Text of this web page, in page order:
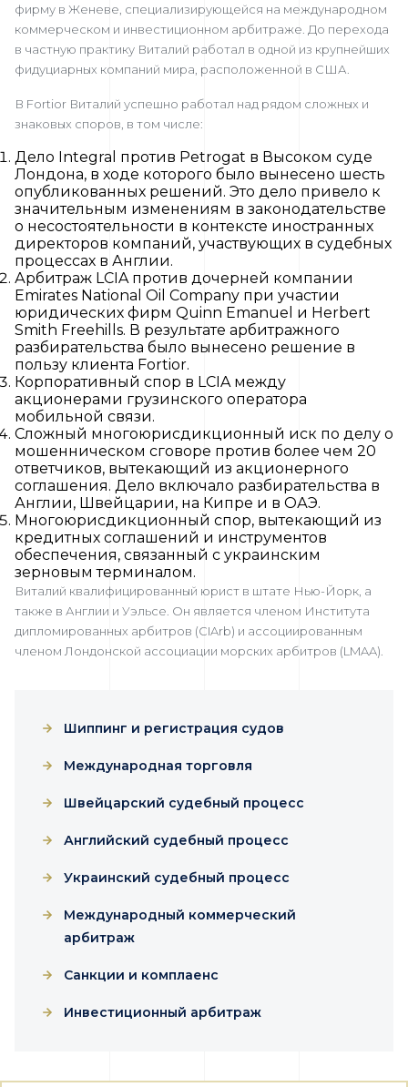
фирму в Женеве, специализирующейся на международном
коммерческом и инвестиционном арбитраже. До перехода
в частную практику Виталий работал в одной из крупнейших
фидуциарных компаний мира, расположенной в США.
В Fortior Виталий успешно работал над рядом сложных и
знаковых споров, в том числе:
Дело Integral против Petrogat в Высоком суде
Лондона, в ходе которого было вынесено шесть
опубликованных решений. Это дело привело к
значительным изменениям в законодательстве
о несостоятельности в контексте иностранных
директоров компаний, участвующих в судебных
процессах в Англии.
Арбитраж LCIA против дочерней компании
Emirates National Oil Company при участии
юридических фирм Quinn Emanuel и Herbert
Smith Freehills. В результате арбитражного
разбирательства было вынесено решение в
пользу клиента Fortior.
Корпоративный спор в LCIA между
акционерами грузинского оператора
мобильной связи.
Сложный многоюрисдикционный иск по делу о
мошенническом сговоре против более чем 20
ответчиков, вытекающий из акционерного
соглашения. Дело включало разбирательства в
Англии, Швейцарии, на Кипре и в ОАЭ.
Многоюрисдикционный спор, вытекающий из
кредитных соглашений и инструментов
обеспечения, связанный с украинским
зерновым терминалом.
Виталий квалифицированный юрист в штате Нью-Йорк, а
также в Англии и Уэльсе. Он является членом Института
дипломированных арбитров (CIArb) и ассоциированным
членом Лондонской ассоциации морских арбитров (LMAA).
Шиппинг и регистрация судов
Международная торговля
Швейцарский судебный процесс
Английский судебный процесс
Украинский судебный процесс
Международный коммерческий
арбитраж
Санкции и комплаенс
Инвестиционный арбитраж